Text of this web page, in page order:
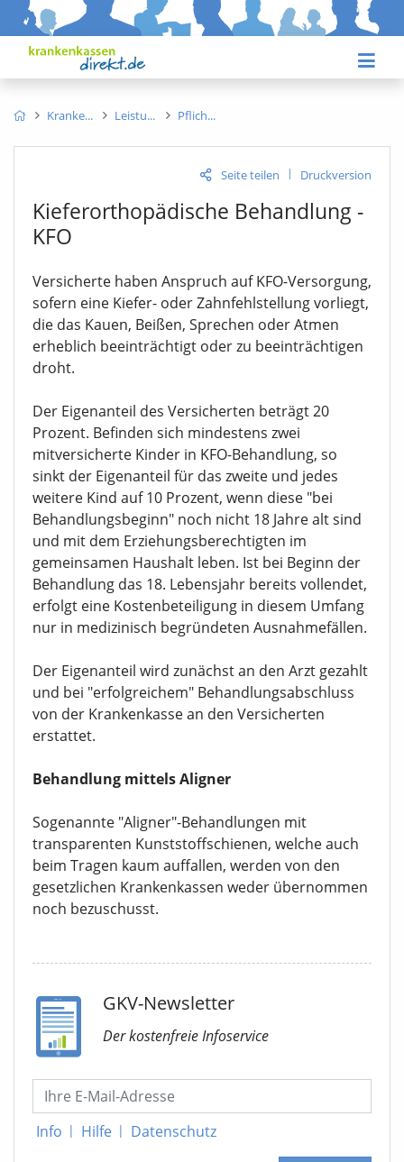
Kranke Leistu Pflich
Seite teilen | Druckversion
Kieferorthopädische Behandlung -
KFO
Versicherte haben Anspruch auf KFO-Versorgung,
sofern eine Kiefer- oder Zahnfehlstellung vorliegt,
die das Kauen, Beißen, Sprechen oder Atmen
erheblich beeinträchtigt oder zu beeinträchtigen
droht.
Der Eigenanteil des Versicherten beträgt 20
Prozent. Befinden sich mindestens zwei
mitversicherte Kinder in KFO-Behandlung, so
sinkt der Eigenanteil für das zweite und jedes
weitere Kind auf 10 Prozent, wenn diese "bei
Behandlungsbeginn" noch nicht 18 Jahre alt sind
und mit dem Erziehungsberechtigten im
gemeinsamen Haushalt leben. Ist bei Beginn der
Behandlung das 18. Lebensjahr bereits vollendet,
erfolgt eine Kostenbeteiligung in diesem Umfang
nur in medizinisch begründeten Ausnahmefällen.
Der Eigenanteil wird zunächst an den Arzt gezahlt
und bei "erfolgreichem" Behandlungsabschluss
von der Krankenkasse an den Versicherten
erstattet.
Behandlung mittels Aligner
Sogenannte "Aligner"-Behandlungen mit
transparenten Kunststoffschienen, welche auch
beim Tragen kaum auffallen, werden von den
gesetzlichen Krankenkassen weder übernommen
noch bezuschusst.
GKV-Newsletter
Der kostenfreie Infoservice
Info | Hilfe | Datenschutz